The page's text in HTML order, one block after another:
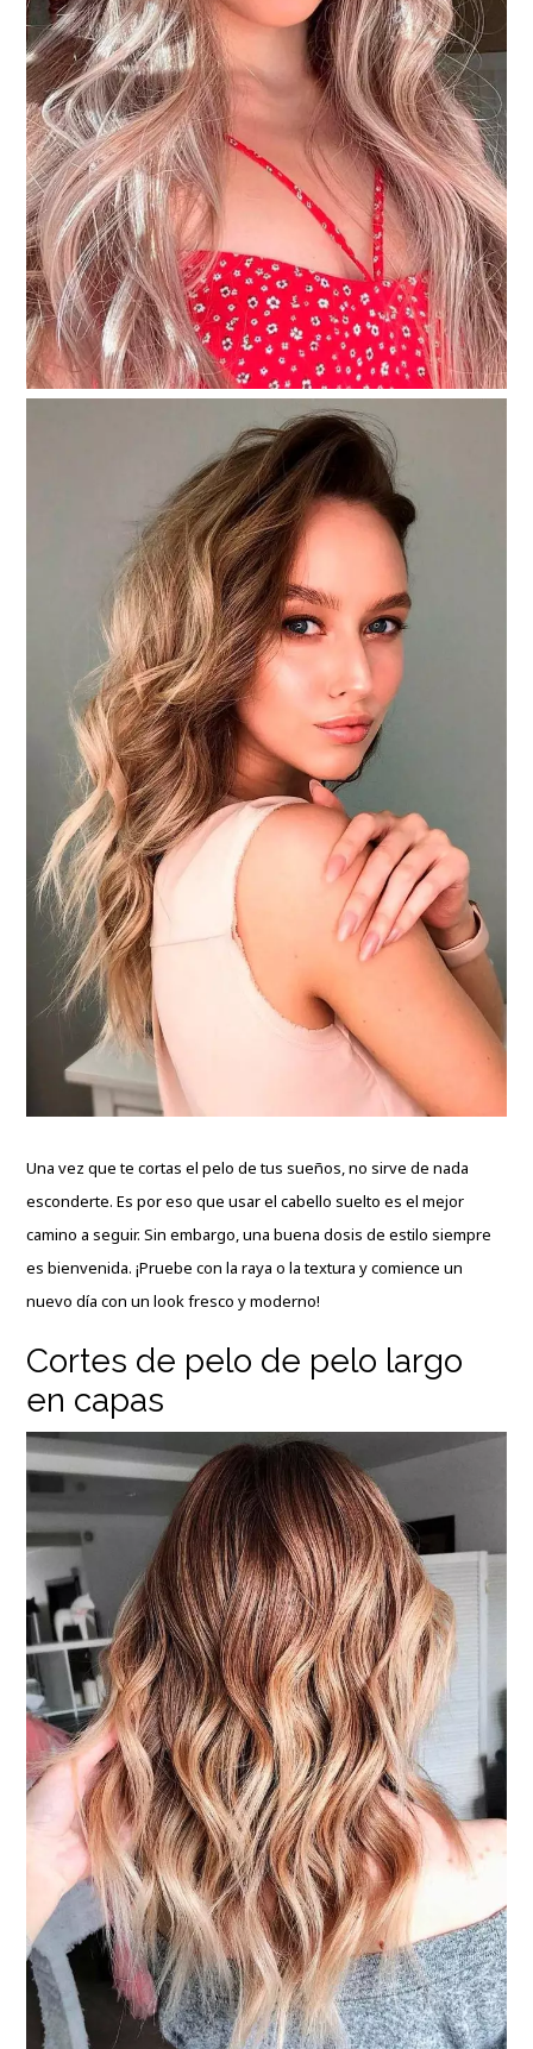
Una vez que te cortas el pelo de tus sueños, no sirve de nada
esconderte. Es por eso que usar el cabello suelto es el mejor
camino a seguir. Sin embargo, una buena dosis de estilo siempre
es bienvenida. ¡Pruebe con la raya o la textura y comience un
nuevo día con un look fresco y moderno!
Cortes de pelo de pelo largo
en capas